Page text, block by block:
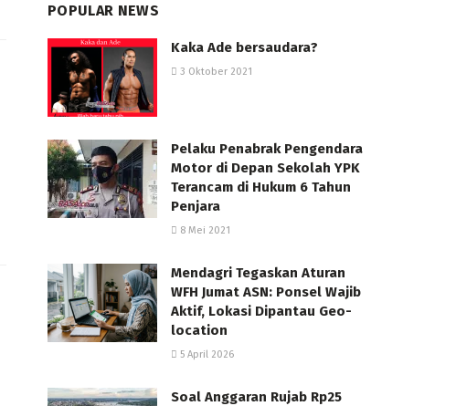
POPULAR NEWS
Kaka Ade bersaudara?
3 Oktober 2021
Pelaku Penabrak Pengendara
Motor di Depan Sekolah YPK
Terancam di Hukum 6 Tahun
Penjara
8 Mei 2021
Mendagri Tegaskan Aturan
WFH Jumat ASN: Ponsel Wajib
Aktif, Lokasi Dipantau Geo-
location
5 April 2026
Soal Anggaran Rujab Rp25